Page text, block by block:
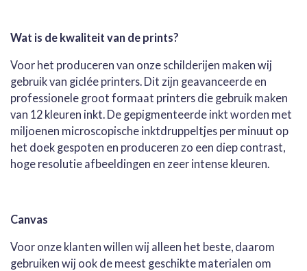
Wat is de kwaliteit van de prints?
Voor het produceren van onze schilderijen maken wij
gebruik van giclée printers. Dit zijn geavanceerde en
professionele groot formaat printers die gebruik maken
van 12 kleuren inkt. De gepigmenteerde inkt worden met
miljoenen microscopische inktdruppeltjes per minuut op
het doek gespoten en produceren zo een diep contrast,
hoge resolutie afbeeldingen en zeer intense kleuren.
Canvas
Voor onze klanten willen wij alleen het beste, daarom
gebruiken wij ook de meest geschikte materialen om